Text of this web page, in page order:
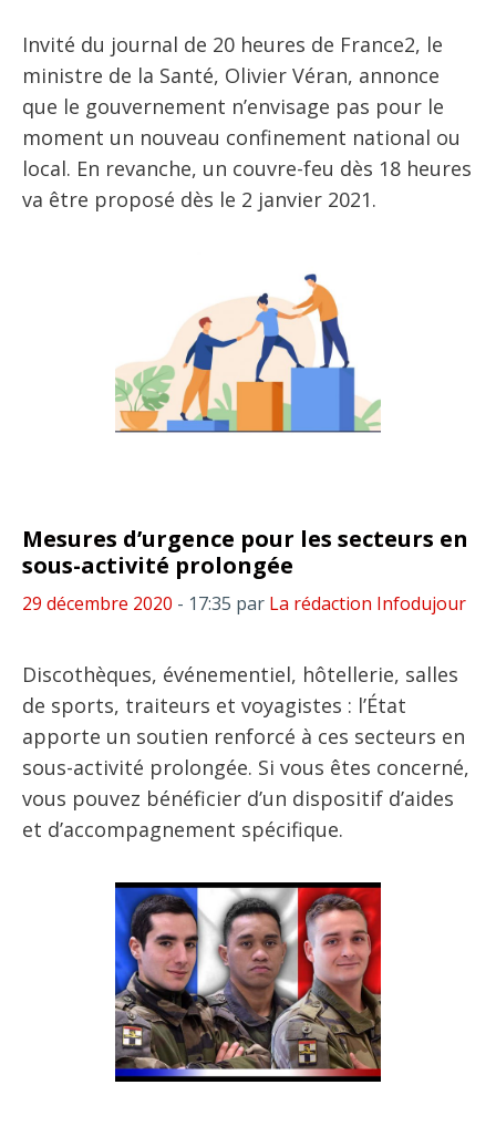
Invité du journal de 20 heures de France2, le
ministre de la Santé, Olivier Véran, annonce
que le gouvernement n’envisage pas pour le
moment un nouveau confinement national ou
local. En revanche, un couvre-feu dès 18 heures
va être proposé dès le 2 janvier 2021.
Mesures d’urgence pour les secteurs en
sous-activité prolongée
29 décembre 2020 - 17:35 par La rédaction Infodujour
Discothèques, événementiel, hôtellerie, salles
de sports, traiteurs et voyagistes : l’État
apporte un soutien renforcé à ces secteurs en
sous-activité prolongée. Si vous êtes concerné,
vous pouvez bénéficier d’un dispositif d’aides
et d’accompagnement spécifique.